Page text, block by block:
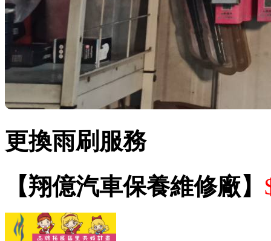
更換雨刷服務
【翔億汽車保養維修廠】